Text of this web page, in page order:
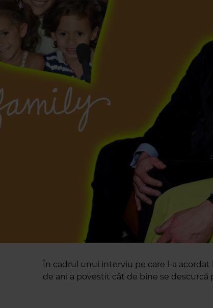
În cadrul unui interviu pe care l-a
de ani a povestit cât de bine se